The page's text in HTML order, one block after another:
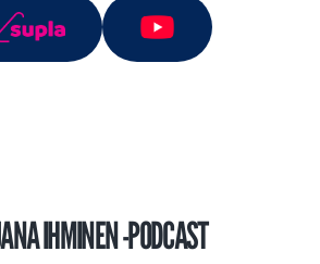
IHMINEN -PODCAST